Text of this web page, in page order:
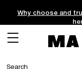
Why choose and
MA